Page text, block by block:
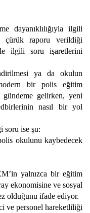
dayanıklılığıyla ilgili
çürük raporu verildiği
ilgili soru işaretlerini
ya da okulun
bir polis eğitim
gündeme gelirken, yeni
nasıl bir yol
soru ise şu:
okulunu kaybedecek
yalnızca bir eğitim
ekonomisine ve sosyal
olduğunu ifade ediyor.
ve personel hareketliliği